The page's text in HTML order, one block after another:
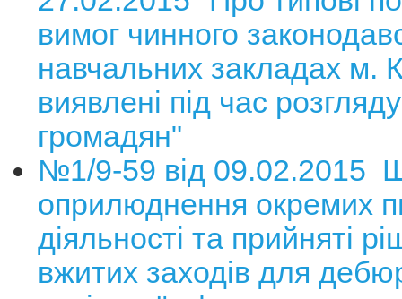
вимог чинного
навчальних закладах м.
виявлені під час
громадян"
№1/9-59 від 09.02.2015
оприлюднення окремих
діяльності та прийняті
вжитих заходів для